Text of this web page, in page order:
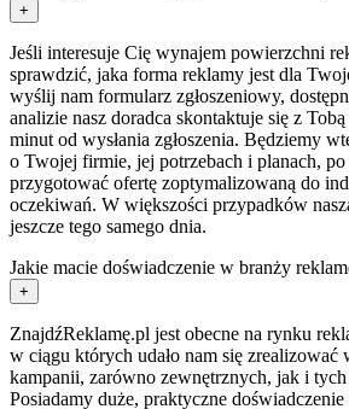
+
Jeśli interesuje Cię wynajem powierzchni
sprawdzić, jaka forma reklamy jest dla
wyślij nam formularz zgłoszeniowy,
analizie nasz doradca skontaktuje się z
minut od wysłania zgłoszenia. Będziemy
o Twojej firmie, jej potrzebach i planach,
przygotować ofertę zoptymalizowaną do
oczekiwań. W większości przypadków
jeszcze tego samego dnia.
Jakie macie doświadczenie w branży
+
ZnajdźReklamę.pl jest obecne na rynku
w ciągu których udało nam się zrealizować
kampanii, zarówno zewnętrznych, jak i
Posiadamy duże, praktyczne